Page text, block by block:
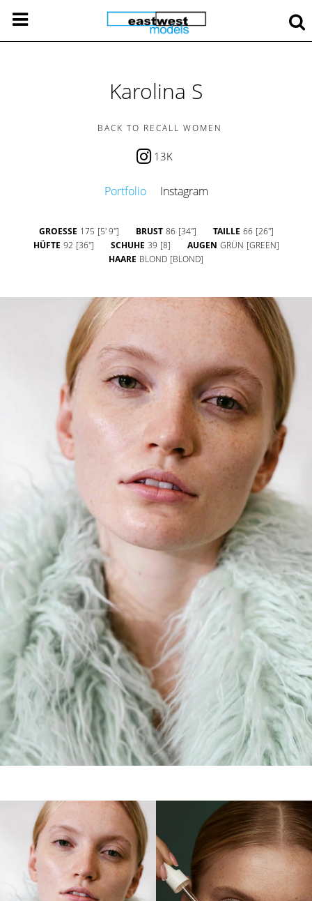
Karolina S
BACK TO RECALL WOMEN
13K
Portfolio Instagram
GROESSE 175 [5' 9''] BRUST 86 [34''] TAILLE 66 [26'']
HÜFTE 92 [36''] SCHUHE 39 [8] AUGEN GRÜN [GREEN]
HAARE BLOND [BLOND]